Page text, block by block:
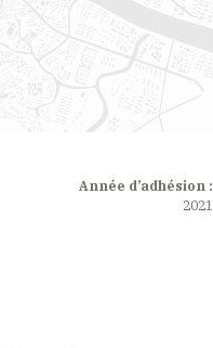
Année d’adhésion :
2021